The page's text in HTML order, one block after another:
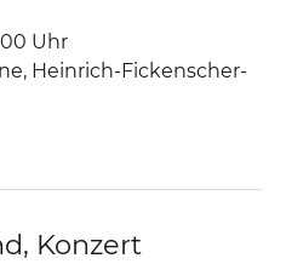
Uhr
, Heinrich-Fickenscher-
Konzert